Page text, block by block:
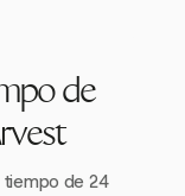
de
de 24